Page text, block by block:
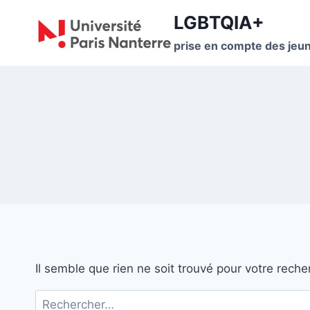
contenu
LGBTQIA+
prise en compte des
Il semble que rien ne soit trouvé pour votre
Rechercher :